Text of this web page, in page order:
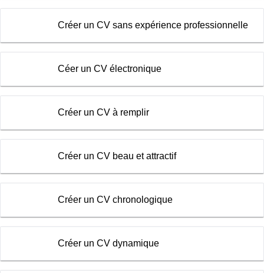
Créer un CV sans expérience professionnelle
Céer un CV électronique
Créer un CV à remplir
Créer un CV beau et attractif
Créer un CV chronologique
Créer un CV dynamique